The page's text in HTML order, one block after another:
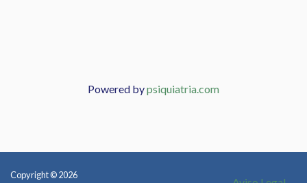
Powered bypsiquiatria.com
Copyright © 2026